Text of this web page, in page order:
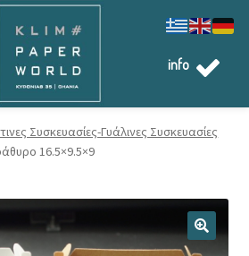
Συσκευασίες-Γυάλινες Συσκευασίες
16.5×9.5×9
info